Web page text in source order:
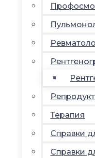
Терапия
Справки
Справки